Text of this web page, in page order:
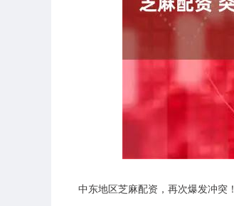
中东地区芝麻配资，再次爆发冲突！